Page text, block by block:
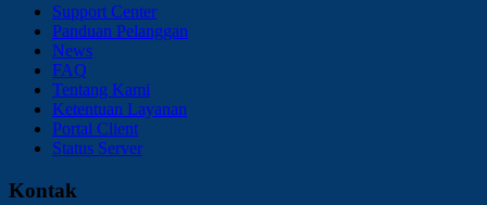
Support Center
Panduan Pelanggan
News
FAQ
Tentang Kami
Ketentuan Layanan
Portal Client
Status Server
Kontak